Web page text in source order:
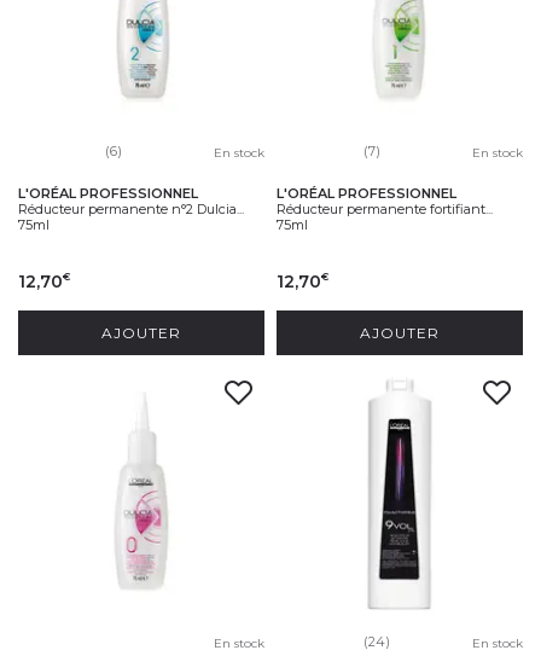
(6) En stock
L'ORÉAL PROFESSIONNEL
Réducteur permanente n°2 Dulcia...
75ml
12,70€
AJOUTER
(7) En stock
L'ORÉAL PROFESSIONNEL
Réducteur permanente fortifiant...
75ml
12,70€
AJOUTER
En stock (24) En stock